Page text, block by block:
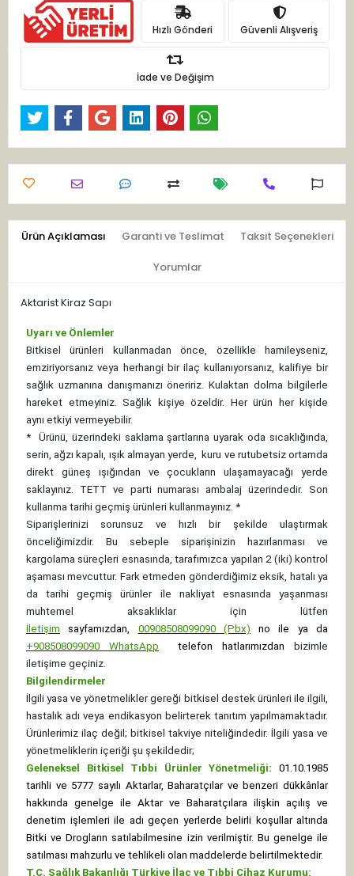
Hızlı Gönderi Güvenli Alışveriş
İade ve Değişim
Ürün Açıklaması Garanti ve Teslimat Taksit Seçenekleri
Yorumlar
Aktarist Kiraz Sapı
Uyarı ve Önlemler
Bitkisel ürünleri kullanmadan önce, özellikle hamileyseniz,
emziriyorsanız veya herhangi bir ilaç kullanıyorsanız, kalifiye bir
sağlık uzmanına danışmanızı öneririz. Kulaktan dolma bilgilerle
hareket etmeyiniz. Sağlık kişiye özeldir. Her ürün her kişide
aynı etkiyi vermeyebilir.
*
Ürünü, üzerindeki saklama şartlarına uyarak oda sıcaklığında,
serin, ağzı kapalı, ışık almayan yerde, kuru ve rutubetsiz ortamda
direkt güneş ışığından ve çocukların ulaşamayacağı yerde
saklayınız. TETT ve parti numarası ambalaj üzerindedir. Son
kullanma tarihi geçmiş ürünleri kullanmayınız. *
Siparişlerinizi sorunsuz ve hızlı bir şekilde ulaştırmak
önceliğimizdir. Bu sebeple siparişinizin hazırlanması ve
kargolama süreçleri esnasında, tarafımızca yapılan 2 (iki) kontrol
aşaması mevcuttur. Fark etmeden gönderdiğimiz eksik, hatalı ya
da tarihi geçmiş ürünler ile nakliyat esnasında yaşanması
muhtemel aksaklıklar için lütfen
İletişim
sayfamızdan, 00908508099090 (Pbx) no ile ya da
+908508099090 WhatsApp telefon hatlarımızdan bizimle
iletişime geçiniz.
Bilgilendirmeler
İlgili yasa ve yönetmelikler gereği bitkisel destek ürünleri ile ilgili,
hastalık adı veya endikasyon belirterek tanıtım yapılmamaktadır.
Ürünlerimiz ilaç değil; bitkisel takviye niteliğindedir. İlgili yasa ve
yönetmeliklerin içeriği şu şekildedir;
Geleneksel Bitkisel Tıbbi Ürünler Yönetmeliği: 01.10.1985
tarihli ve 5777 sayılı Aktarlar, Baharatçılar ve benzeri dükkânlar
hakkında genelge ile Aktar ve Baharatçılara ilişkin açılış ve
denetim işlemleri ile adı geçen yerlerde belirli koşullar altında
Bitki ve Drogların satılabilmesine izin verilmiştir. Bu genelge ile
satılması mahzurlu ve tehlikeli olan maddelerde belirtilmektedir.
T.C. Sağlık Bakanlığı Türkiye İlaç ve Tıbbi Cihaz Kurumu: